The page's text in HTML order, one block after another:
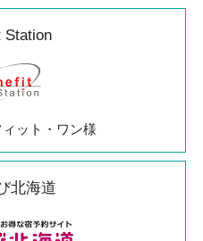
Station
ット・ワン様
北海道